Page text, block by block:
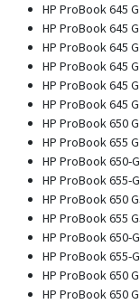
HP ProBook 645
HP ProBook 645
HP ProBook 645
HP ProBook 645
HP ProBook 645
HP ProBook 645
HP ProBook 650
HP ProBook 655
HP ProBook 650-
HP ProBook 655-
HP ProBook 650
HP ProBook 655
HP ProBook 650-
HP ProBook 655-
HP ProBook 650
HP ProBook 650